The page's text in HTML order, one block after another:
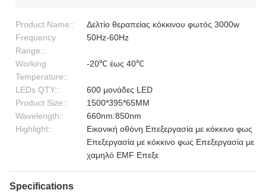
Product Name::
Δελτίο θεραπείας κόκκινου φωτός 3000w
Frequency
Range::
50Hz-60Hz
Working
Temperature::
-20℃ έως 40℃
LEDs QTY::
600 μονάδες LED
Product Size::
1500*395*65MM
Wavelength::
660nm:850nm
Highlight::
Εικονική οθόνη Επεξεργασία με κόκκινο φως
Επεξεργασία με κόκκινο φως Επεξεργασία με
χαμηλό EMF Επεξε
Specifications